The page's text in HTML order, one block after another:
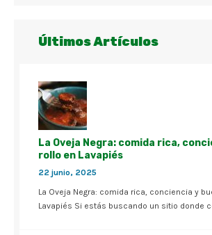
Últimos Artículos
La Oveja Negra: comida rica,
rollo en Lavapiés
22 junio, 2025
La Oveja Negra: comida rica, conciencia y
Lavapiés Si estás buscando un sitio donde